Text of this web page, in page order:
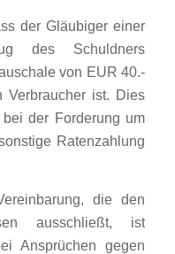
der Gläubiger einer
des Schuldners
von EUR 40.-
Verbraucher ist. Dies
der Forderung um
Ratenzahlung
die den
ausschließt, ist
Ansprüchen gegen